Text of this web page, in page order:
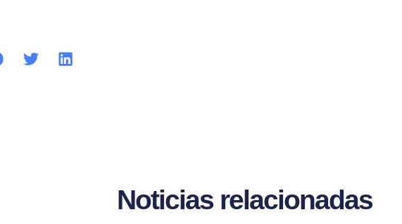
Noticias relacionadas